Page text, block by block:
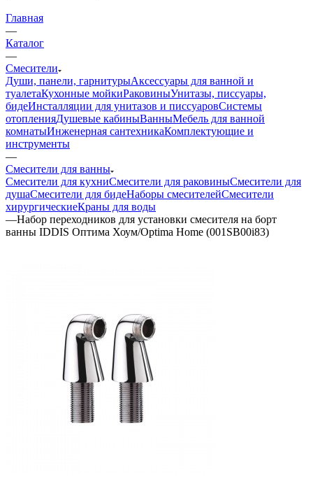
Главная
—
Каталог
—
Смесители
Души, панели, гарнитурыАксессуары для ванной и
туалетаКухонные мойкиРаковиныУнитазы, писсуары,
бидеИнсталляции для унитазов и писсуаровСистемы
отопленияДушевые кабиныВанныМебель для ванной
комнатыИнженерная сантехникаКомплектующие и
инструменты
—
Смесители для ванны
Смесители для кухниСмесители для раковиныСмесители для
душаСмесители для бидеНаборы смесителейСмесители
хирургическиеКраны для воды
—Набор переходников для установки смесителя на борт
ванны IDDIS Оптима Хоум/Optima Home (001SB00i83)